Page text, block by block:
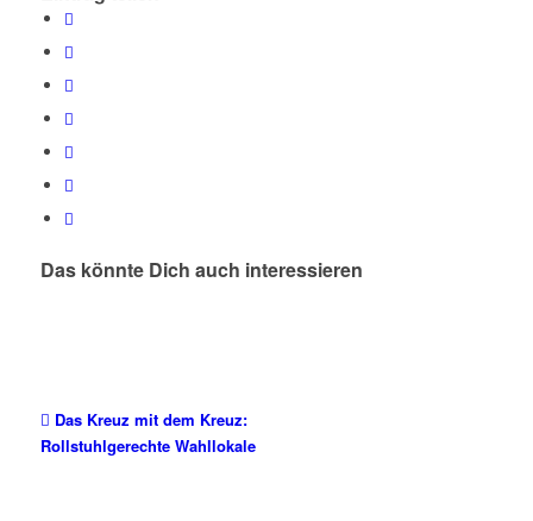
Das könnte Dich auch interessieren
Das Kreuz mit dem Kreuz:
Rollstuhlgerechte Wahllokale